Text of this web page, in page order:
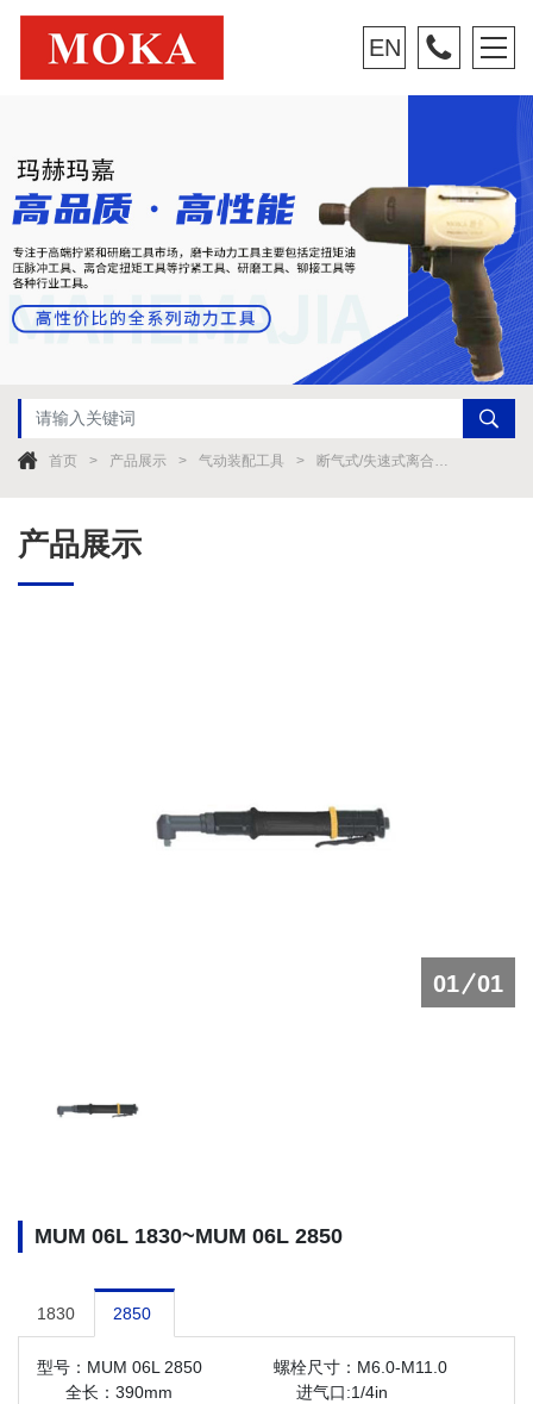
EN
首页 产品展示 气动装配工具 断气式/失速式离合器螺丝刀
产品展示
01 01
MUM 06L 1830~MUM 06L 2850
1830 2850
型号：MUM 06L 2850 螺栓尺寸：M6.0-M11.0
全长：390mm 进气口:1/4in